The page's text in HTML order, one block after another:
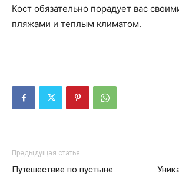
Кост обязательно порадует вас
пляжами и теплым климатом.
Предыдущая статья
Путешествие по пустыне: